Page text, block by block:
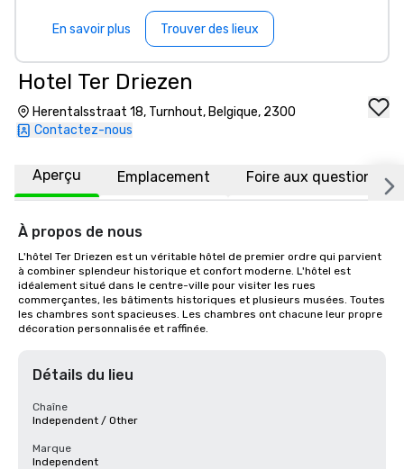
En savoir plus Trouver des lieux
Hotel Ter Driezen
Herentalsstraat 18, Turnhout, Belgique, 2300
Contactez-nous
Aperçu Emplacement Foire aux questions
À propos de nous
L'hôtel Ter Driezen est un véritable hôtel de premier ordre qui parvient
à combiner splendeur historique et confort moderne. L'hôtel est
idéalement situé dans le centre-ville pour visiter les rues
commerçantes, les bâtiments historiques et plusieurs musées. Toutes
les chambres sont spacieuses. Les chambres ont chacune leur propre
décoration personnalisée et raffinée.
Détails du lieu
Chaîne
Independent / Other
Marque
Independent